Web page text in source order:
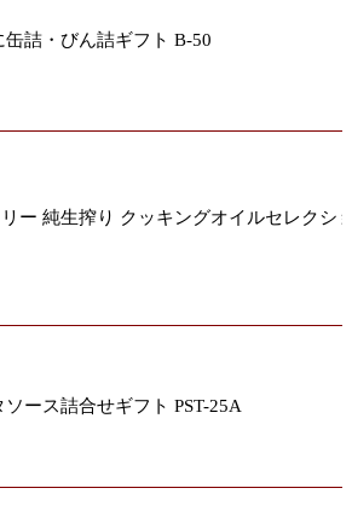
缶詰・びん詰ギフト B-50
ー 純生搾り クッキングオイルセレクシ
ース詰合せギフト PST-25A